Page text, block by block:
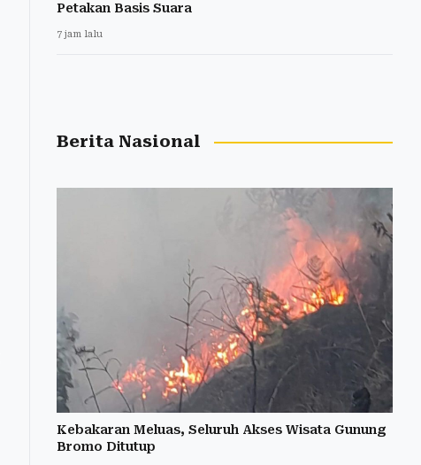
Petakan Basis Suara
7 jam lalu
Berita Nasional
Kebakaran Meluas, Seluruh Akses Wisata Gunung
Bromo Ditutup